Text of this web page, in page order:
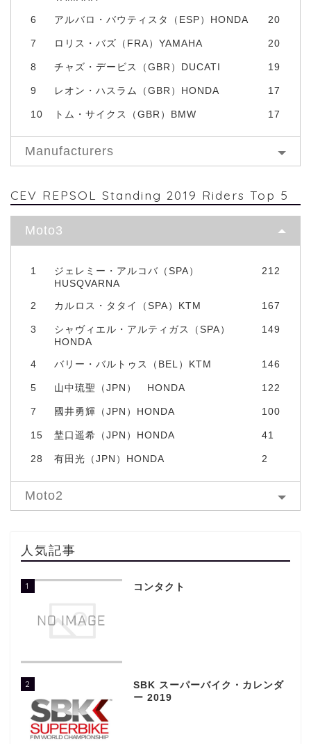
6 アルバロ・バウティスタ（ESP）HONDA 20
7 ロリス・バズ（FRA）YAMAHA 20
8 チャズ・デービス（GBR）DUCATI 19
9 レオン・ハスラム（GBR）HONDA 17
10 トム・サイクス（GBR）BMW 17
Manufacturers
CEV REPSOL Standing 2019 Riders Top 5
Moto3
1
ジェレミー・アルコバ（SPA）
HUSQVARNA
212
2 カルロス・タタイ（SPA）KTM 167
3
シャヴィエル・アルティガス（SPA）
HONDA
149
4 バリー・バルトゥス（BEL）KTM 146
5 山中琉聖（JPN） HONDA 122
7 國井勇輝（JPN）HONDA 100
15 埜口遥希（JPN）HONDA 41
28 有田光（JPN）HONDA 2
Moto2
人気記事
1 コンタクト
2
SBK スーパーバイク・カレンダ
ー 2019